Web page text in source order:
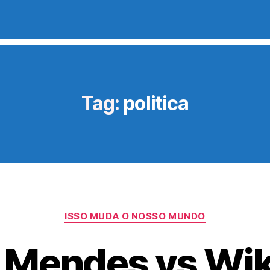
Tag: politica
Categorias
ISSO MUDA O NOSSO MUNDO